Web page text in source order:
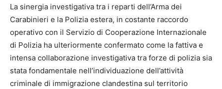
La sinergia investigativa tra i reparti dell’Arma dei
Carabinieri e la Polizia estera, in costante raccordo
operativo con il Servizio di Cooperazione Internazionale
di Polizia ha ulteriormente confermato come la fattiva e
intensa collaborazione investigativa tra forze di polizia sia
stata fondamentale nell’individuazione dell’attività
criminale di immigrazione clandestina sul territorio